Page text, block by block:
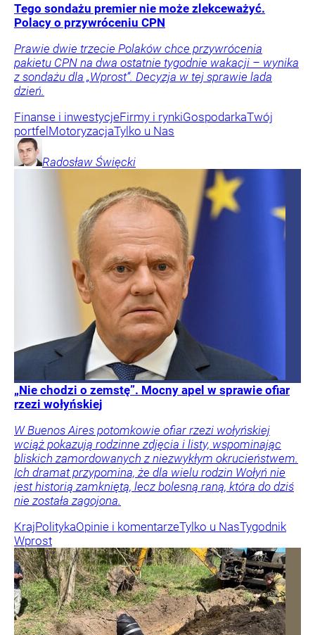
Tego sondażu premier nie może zlekceważyć.
Polacy o przywróceniu CPN
Prawie dwie trzecie Polaków chce przywrócenia
pakietu CPN na dwa ostatnie tygodnie wakacji – wynika
z sondażu dla „Wprost”. Decyzja w tej sprawie lada
dzień.
Finanse i inwestycjeFirmy i rynkiGospodarkaTwój
portfelMotoryzacjaTylko u Nas
Radosław Święcki
„Nie chodzi o zemstę”. Mocny apel w sprawie ofiar
rzezi wołyńskiej
W Buenos Aires potomkowie ofiar rzezi wołyńskiej
wciąż pokazują rodzinne zdjęcia i listy, wspominając
bliskich zamordowanych z niezwykłym okrucieństwem.
Ich dramat przypomina, że dla wielu rodzin Wołyń nie
jest historią zamkniętą, lecz bolesną raną, która do dziś
nie została zagojona.
KrajPolitykaOpinie i komentarzeTylko u NasTygodnik
Wprost